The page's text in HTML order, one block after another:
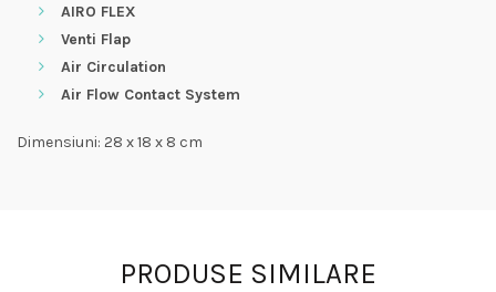
AIRO FLEX
Venti Flap
Air Circulation
Air Flow Contact System
Dimensiuni: 28 x 18 x 8 cm
PRODUSE SIMILARE